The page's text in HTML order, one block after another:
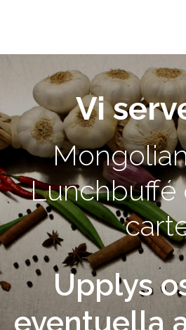
Vi
Lunchbuffé
Upplys
eventuella